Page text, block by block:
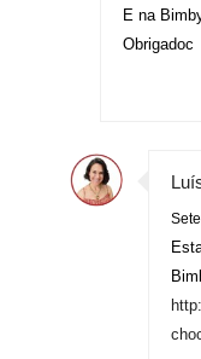
E na
Obrigadoc